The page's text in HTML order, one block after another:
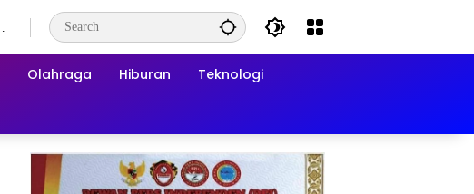
Olahraga Hiburan Teknologi